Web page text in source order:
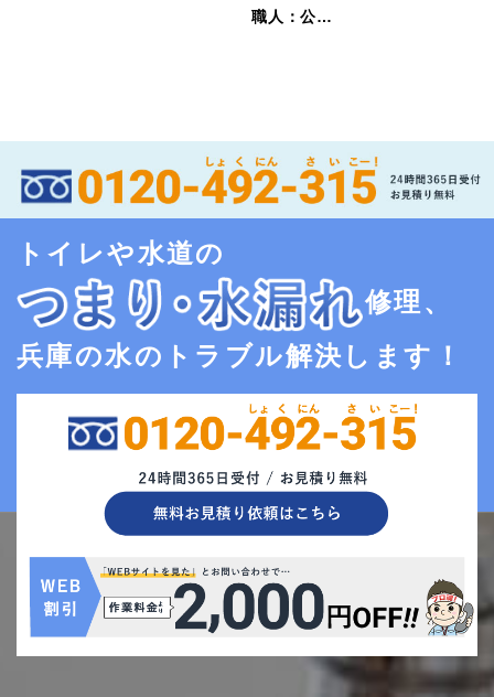
職人：公…
トイレや水道の
修理、
兵庫の水のトラブル解決します！